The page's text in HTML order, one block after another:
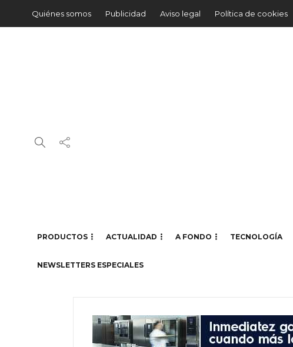
Quiénes somos Publicidad Aviso legal Política de cookies
PRODUCTOS ACTUALIDAD A FONDO TECNOLOGÍA
NEWSLETTERS ESPECIALES